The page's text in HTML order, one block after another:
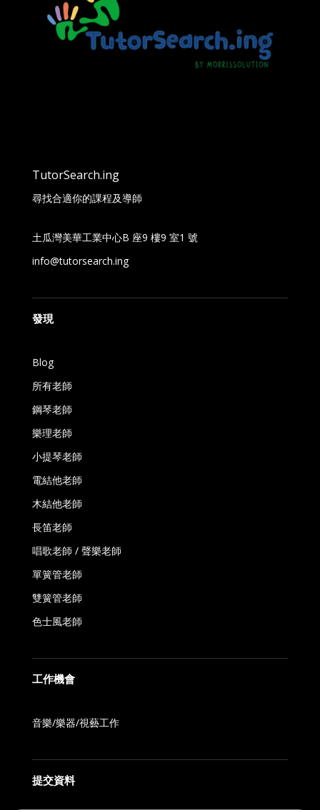
TutorSearch.ing
尋找合適你的課程及導師
土瓜灣美華工業中心B 座9 樓9 室1 號
info@tutorsearch.ing
發現
Blog
所有老師
鋼琴老師
樂理老師
小提琴老師
電結他老師
木結他老師
長笛老師
唱歌老師 / 聲樂老師
單簧管老師
雙簧管老師
色士風老師
工作機會
音樂/樂器/視藝工作
提交資料